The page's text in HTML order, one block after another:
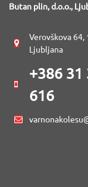
Butan plin, d.o.o.,
Verovškova 64,
Ljubljana
+386 31
616